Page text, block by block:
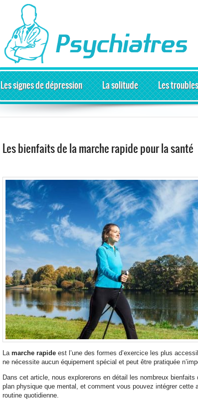
Les signes de dépression La solitude Les
Les bienfaits de la marche rapide pour la santé
La marche rapide est l’une des formes d’exercice les plus
ne nécessite aucun équipement spécial et peut être pratiquée
Dans cet article, nous explorerons en détail les nombreux
plan physique que mental, et comment vous pouvez intégrer
routine quotidienne.